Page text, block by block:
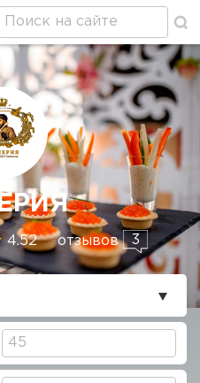
в Москве
4.52 отзывов 3